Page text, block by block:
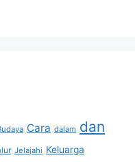
Cara dalam dan
Jelajahi Keluarga